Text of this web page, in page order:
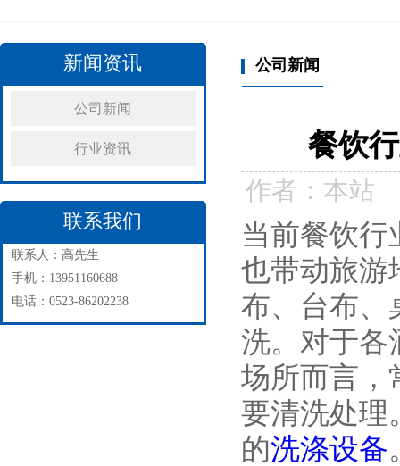
新闻资讯
公司新闻
行业资讯
联系我们
联系人：高先生
手机：13951160688
电话：0523-86202238
公司新闻
餐饮
作者：本站
当前餐饮行
也带动旅游
布、台布、
洗。对于各
场所而言，
要清洗处理
的洗涤设备